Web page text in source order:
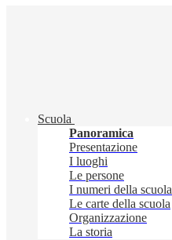
Scuola
Panoramica
Presentazione
I luoghi
Le persone
I numeri della scuola
Le carte della scuola
Organizzazione
La storia